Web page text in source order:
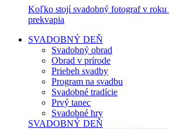
Koľko stojí svadobný fotograf v roku
prekvapia
SVADOBNÝ DEŇ
Svadobný obrad
Obrad v prírode
Priebeh svadby
Program na svadbu
Svadobné tradície
Prvý tanec
Svadobné hry
SVADOBNÝ DEŇ